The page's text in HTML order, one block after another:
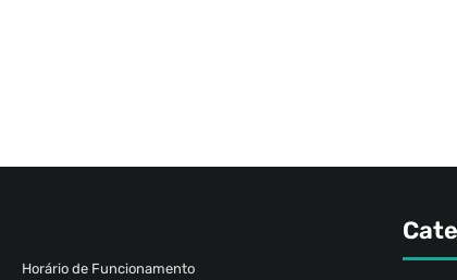
Horário de Funcionamento